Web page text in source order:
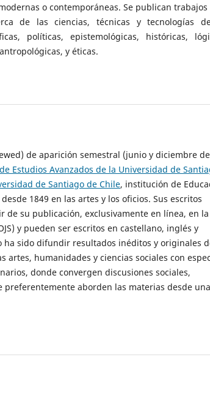
o contemporáneas. Se publican
de las ciencias, técnicas y tecnologías
políticas, epistemológicas, históricas,
y éticas.
de aparición semestral (junio y diciembre de
Estudios Avanzados de la Universidad de
de Santiago de Chile, institución de
1849 en las artes y los oficios. Sus escritos
de su publicación, exclusivamente en línea, en la
y pueden ser escritos en castellano, inglés y
ha sido difundir resultados inéditos y originales
artes, humanidades y ciencias sociales con
donde convergen discusiones sociales,
preferentemente aborden las materias desde una